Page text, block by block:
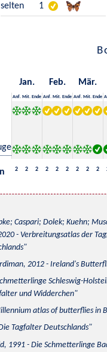
selten
1
Jan. Feb. Mär.
Anf. Mit. Ende Anf. Mit. Ende Anf. Mit. Ende
2 2 2 2 2 2 2 2 2
Caspari; Dolek; Kuehn;
- Verbreitungsatlas der
2012 - Ireland's
Schleswig-
und Widderchen
atlas of butterflies in
Tagfalter Deutschlands
1991 - Die Schmetterlinge